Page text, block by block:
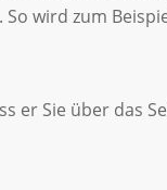
wird zum
er Sie über das